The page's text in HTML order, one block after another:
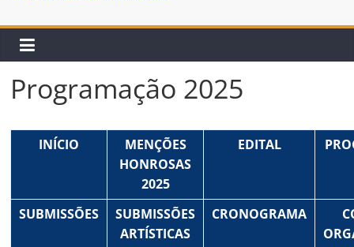
Programação 2025
INÍCIO
MENÇÕES
HONROSAS
2025
EDITAL
SUBMISSÕES
SUBMISSÕES
ARTÍSTICAS
CRONOGRAMA